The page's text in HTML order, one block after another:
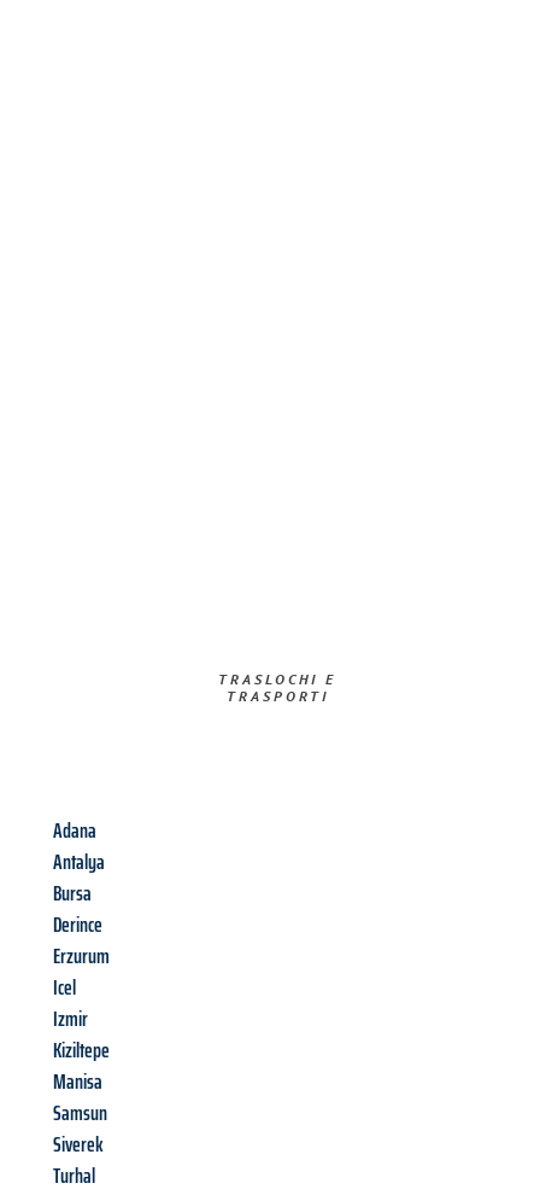
TRASLOCHI E
TRASPORTI​
Adana
Antalya
Bursa
Derince
Erzurum
Icel
Izmir
Kiziltepe
Manisa
Samsun
Siverek
Turhal